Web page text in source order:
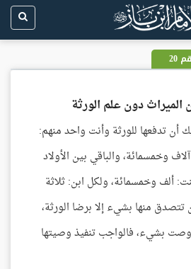
دون علم الورثة
تدفعها للورثة وأنت واحد منهم:
وخمسمائة، والباقي بين الأولاد
ألف وخمسمائة، ولكل ابن: ثلاثة
منها بشيء إلا برضا الورثة،
بشيء، فالواجب تنفيذ وصيتها